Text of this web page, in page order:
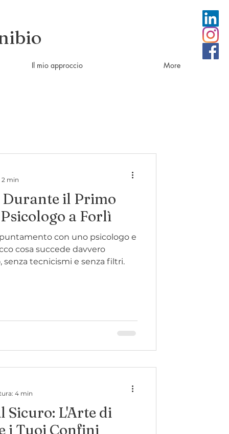
Il mio approccio More
Durante il Primo
a Forlì
con uno psicologo e
cosa succede davvero
tecnicismi e senza filtri.
2 min
Sicuro: L'Arte di
i Tuoi Confini
4 min